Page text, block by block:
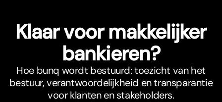
Klaar voor makkelijker
bankieren?
Hoe bunq wordt bestuurd: toezicht van het
bestuur, verantwoordelijkheid en transparantie
voor klanten en stakeholders.